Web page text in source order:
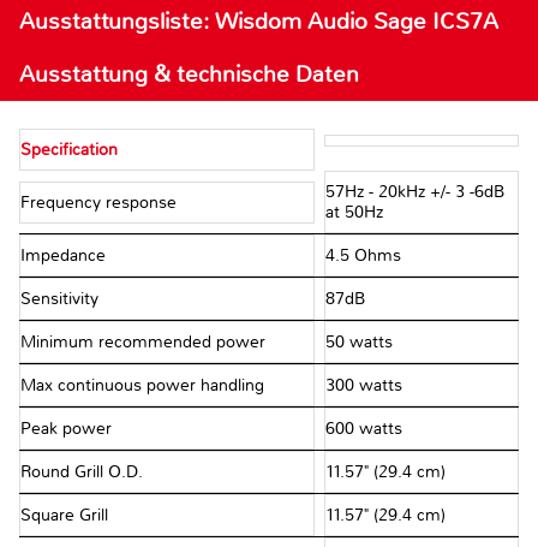
Ausstattungsliste: Wisdom Audio Sage ICS7A
Ausstattung & technische Daten
Specification
Frequency response
57Hz - 20kHz +/- 3 -6dB
at 50Hz
Impedance 4.5 Ohms
Sensitivity 87dB
Minimum recommended power 50 watts
Max continuous power handling 300 watts
Peak power 600 watts
Round Grill O.D. 11.57" (29.4 cm)
Square Grill 11.57" (29.4 cm)